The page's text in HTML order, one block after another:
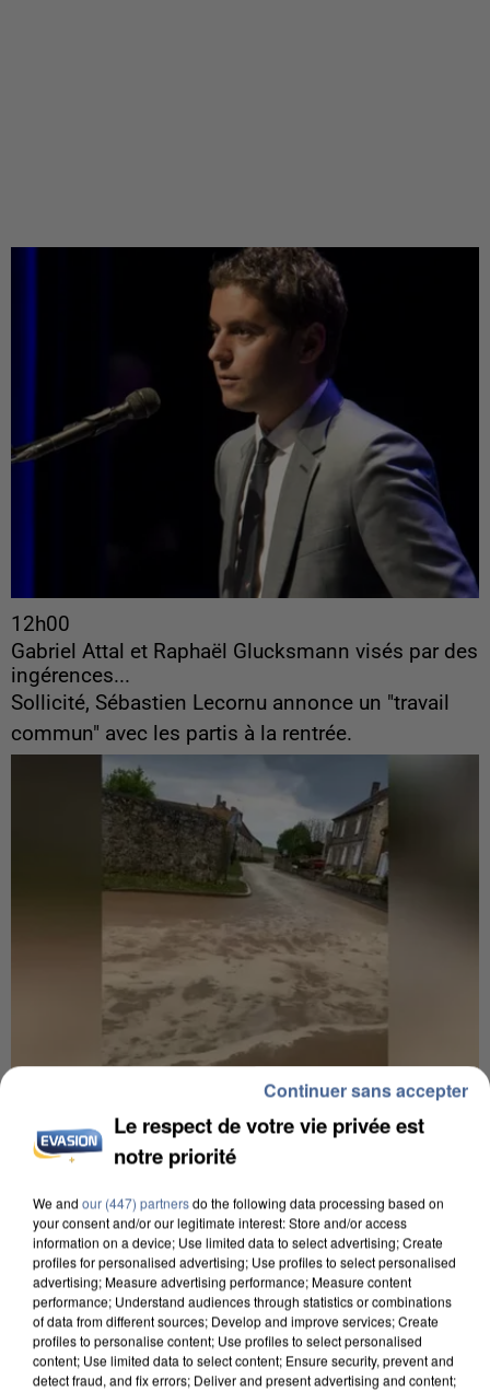
12h00
Gabriel Attal et Raphaël Glucksmann visés par des
ingérences...
Sollicité, Sébastien Lecornu annonce un "travail
commun" avec les partis à la rentrée.
7h56
Une touriste de l’Oise emportée par une coulée de
Son corps a été retrouvé à cinq kilomètres de là.
Le respect de votre vie privée est
notre priorité
We and our (447) partnersdo the following data processing based on
your consent and/or our legitimate interest: Store and/or access
information on a device; Use limited data to select advertising; Create
profiles for personalised advertising; Use profiles to select personalised
advertising; Measure advertising performance; Measure content
performance; Understand audiences through statistics or combinations
of data from different sources; Develop and improve services; Create
profiles to personalise content; Use profiles to select personalised
content; Use limited data to select content; Ensure security, prevent and
detect fraud, and fix errors; Deliver and present advertising and content;
Continuer sans accepter